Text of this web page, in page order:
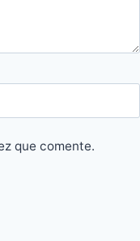
que comente.